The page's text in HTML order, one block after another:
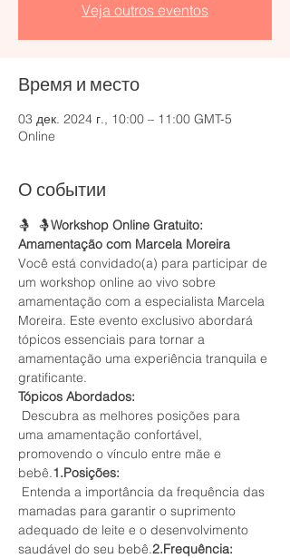
Veja outros eventos
Время и место
03 дек. 2024 г., 10:00 – 11:00 GMT-5
Online
О событии
🤱 🤱Workshop Online Gratuito:
Amamentação com Marcela Moreira
Você está convidado(a) para participar de
um workshop online ao vivo sobre
amamentação com a especialista Marcela
Moreira. Este evento exclusivo abordará
tópicos essenciais para tornar a
amamentação uma experiência tranquila e
gratificante.
Tópicos Abordados:
uma amamentação confortável,
promovendo o vínculo entre mãe e
bebê.1.Posições:
mamadas para garantir o suprimento
adequado de leite e o desenvolvimento
saudável do seu bebê.2.Frequência: